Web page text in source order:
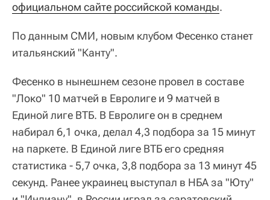
официальном сайте российской команды.
По данным СМИ, новым клубом Фесенко станет
итальянский "Канту".
Фесенко в нынешнем сезоне провел в составе
"Локо" 10 матчей в Евролиге и 9 матчей в
Единой лиге ВТБ. В Евролиге он в среднем
набирал 6,1 очка, делал 4,3 подбора за 15 минут
на паркете. В Единой лиге ВТБ его средняя
статистика - 5,7 очка, 3,8 подбора за 13 минут 45
секунд. Ранее украинец выступал в НБА за "Юту"